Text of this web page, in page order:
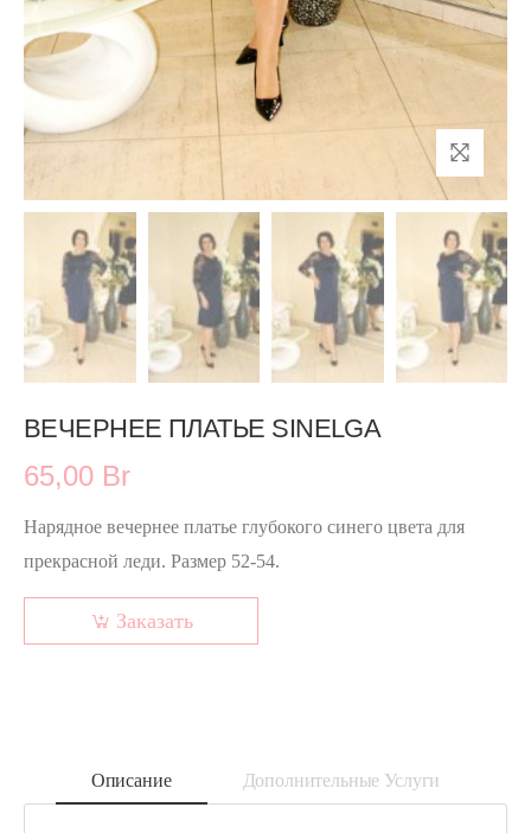
ВЕЧЕРНЕЕ ПЛАТЬЕ SINELGA
65,00 Br
Нарядное вечернее платье глубокого синего цвета для
прекрасной леди. Размер 52-54.
Заказать
Описание Дополнительные Услуги